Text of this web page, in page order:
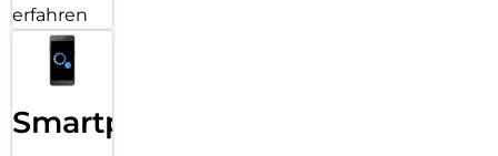
erfahren
Smartphone